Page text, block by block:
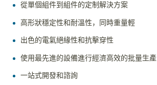
從單個組件到組件的定制解決方案
高形狀穩定性和耐溫性，同時重量輕
出色的電氣絕緣性和抗擊穿性
使用最先進的設備進行經濟高效的批量生產
一站式開發和諮詢